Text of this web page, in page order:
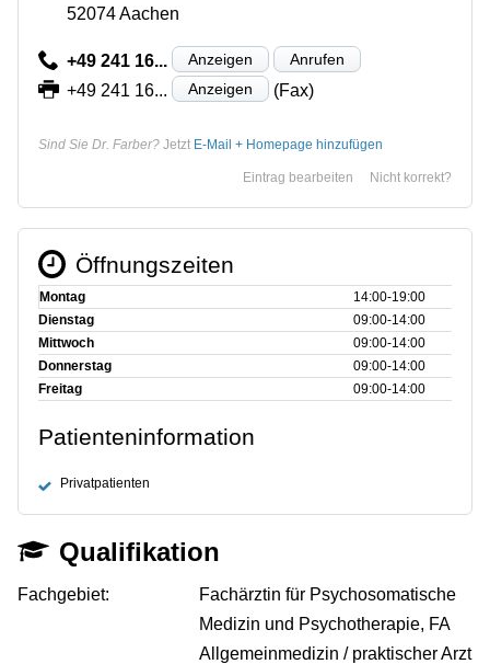
52074 Aachen
+49 241 16... Anzeigen Anrufen
+49 241 16... Anzeigen (Fax)
Sind Sie Dr. Farber? Jetzt E-Mail + Homepage hinzufügen
Nicht korrekt?
Eintrag bearbeiten
Öffnungszeiten
Montag
14:00‑19:00
Dienstag
09:00‑14:00
Mittwoch
09:00‑14:00
Donnerstag
09:00‑14:00
Freitag
09:00‑14:00
Patienteninformation
Privatpatienten
Qualifikation
Fachgebiet:
Fachärztin für Psychosomatische
Medizin und Psychotherapie, FA
Allgemeinmedizin / praktischer Arzt